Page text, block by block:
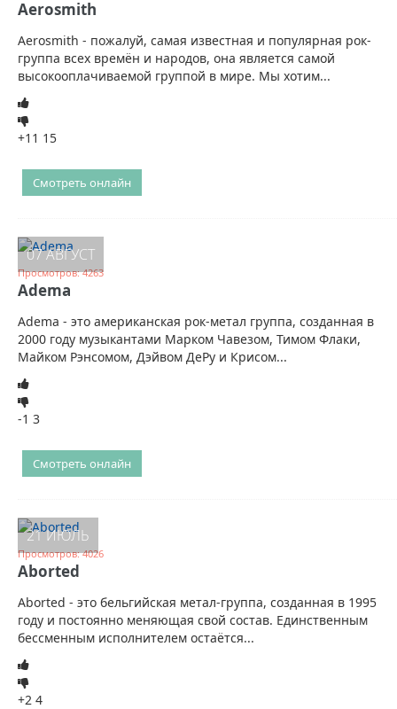
Aerosmith
Aerosmith - пожалуй, самая известная и популярная рок-
группа всех времён и народов, она является самой
высокооплачиваемой группой в мире. Мы хотим...
+11 15
Смотреть онлайн
07 АВГУСТ
Просмотров: 4263
Adema
Adema - это американская рок-метал группа, созданная в
2000 году музыкантами Марком Чавезом, Тимом Флаки,
Майком Рэнсомом, Дэйвом ДеРу и Крисом...
-1 3
Смотреть онлайн
21 ИЮЛЬ
Просмотров: 4026
Aborted
Aborted - это бельгийская метал-группа, созданная в 1995
году и постоянно меняющая свой состав. Единственным
бессменным исполнителем остаётся...
+2 4